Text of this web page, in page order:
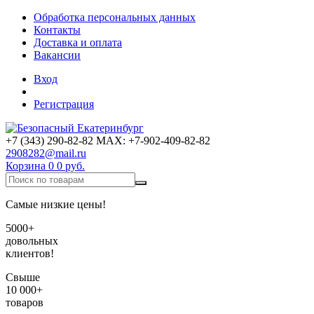
Обработка персональных данных
Контакты
Доставка и оплата
Вакансии
Вход
Регистрация
+7 (343) 290-82-82 MAX: +7-902-409-82-82
2908282@mail.ru
Корзина 0 0 руб.
Самые низкие цены!
5000+
довольных
клиентов!
Свыше
10 000+
товаров